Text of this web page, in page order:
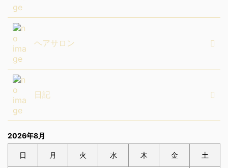
ヘアサロン
日記
2026年8月
日 月 火 水 木 金 土